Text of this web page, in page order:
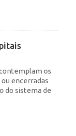
os
encerradas
do sistema de